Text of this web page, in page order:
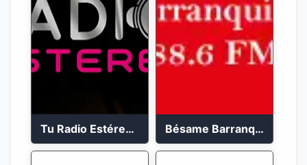
Tu Radio Estéreo 24/7 Bésame Barranquilla en vivo 88.6 FM